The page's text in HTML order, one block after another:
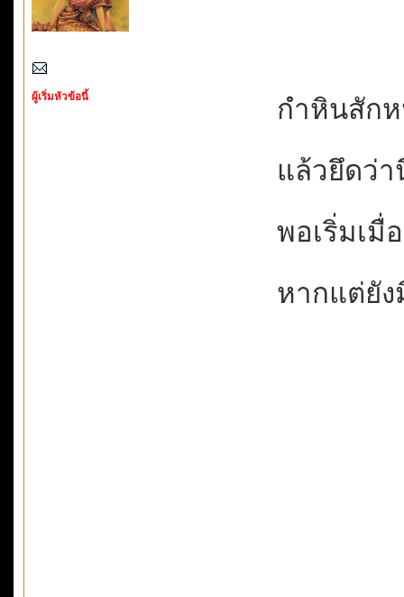
ผู้เริ่มหัวข้อนี้
กำหินสัก
แล้วยึดว่
พอเริ่มเมื่
หากแต่ยั